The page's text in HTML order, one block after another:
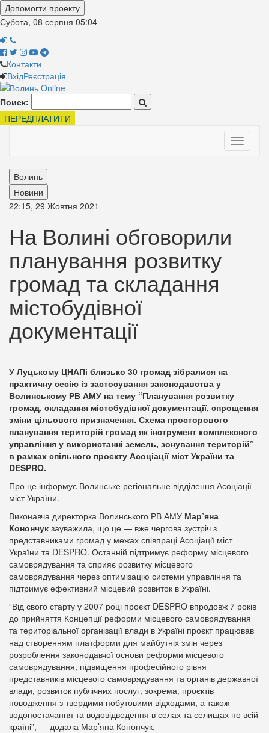
Допомогти проекту
Субота, 08 серпня 05:04
Контакти
ВхідРеєстрація
Поиск:
ПЕРЕДПЛАТИТИ
Toggle
Волинь
Новини
22:15, 29 Жовтня 2021
На Волині обговорили
планування розвитку
громад та складання
містобудівної
документації
У Луцькому ЦНАПі близько 30 громад зібралися на
практичну сесію із застосування законодавства у
Волинському РВ АМУ на тему “Планування розвитку
громад, складання містобудівної документації, спрощення
зміни цільового призначення. Схема просторового
планування територій громад як інструмент комплексного
управління у використанні земель, зонування територій”
в рамках спільного проєкту Асоціації міст України та
DESPRO.
Про це інформує Волинське регіональне відділення Асоціації
міст України.
Виконавча директорка Волинського РВ АМУ Мар’яна
Конончук зауважила, що це — вже чергова зустріч з
представниками громад у межах співпраці Асоціації міст
України та DESPRO. Останній підтримує реформу місцевого
самоврядування та сприяє розвитку місцевого
самоврядування через оптимізацію системи управління та
підтримує ефективний місцевий розвиток в Україні.
“Від свого старту у 2007 році проєкт DESPRO впродовж 7 років
до прийняття Концепції реформи місцевого самоврядування
та територіальної організації влади в Україні проєкт працював
над створенням платформи для майбутніх змін через
розроблення законодавчої основи реформи місцевого
самоврядування, підвищення професійного рівня
представників місцевого самоврядування та органів державної
влади, розвиток публічних послуг, зокрема, проєктів
поводження з твердими побутовими відходами, а також
водопостачання та водовідведення в селах та селищах по всій
країні”, — додала Мар’яна Конончук.